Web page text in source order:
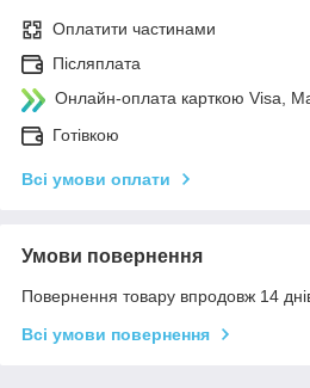
Оплатити частинами
Післяплата
Онлайн-оплата карткою Visa,
Готівкою
Всі умови оплати
Умови повернення
Повернення товару впродовж 14
Всі умови повернення